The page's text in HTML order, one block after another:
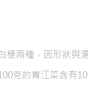
梗兩種，因形狀與
克的青江菜含有